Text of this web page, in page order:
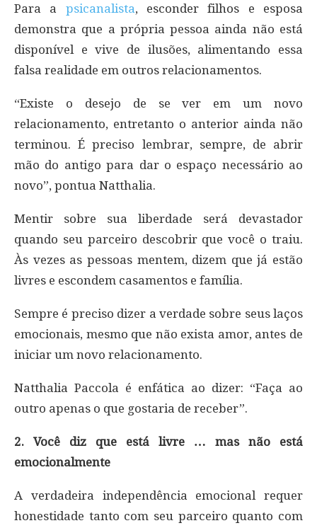
Para a psicanalista, esconder filhos e esposa
demonstra que a própria pessoa ainda não está
disponível e vive de ilusões, alimentando essa
falsa realidade em outros relacionamentos.
“Existe o desejo de se ver em um novo
relacionamento, entretanto o anterior ainda não
terminou. É preciso lembrar, sempre, de abrir
mão do antigo para dar o espaço necessário ao
novo”, pontua Natthalia.
Mentir sobre sua liberdade será devastador
quando seu parceiro descobrir que você o traiu.
Às vezes as pessoas mentem, dizem que já estão
livres e escondem casamentos e família.
Sempre é preciso dizer a verdade sobre seus laços
emocionais, mesmo que não exista amor, antes de
iniciar um novo relacionamento.
Natthalia Paccola é enfática ao dizer: “Faça ao
outro apenas o que gostaria de receber”.
2. Você diz que está livre … mas não está
emocionalmente
A verdadeira independência emocional requer
honestidade tanto com seu parceiro quanto com